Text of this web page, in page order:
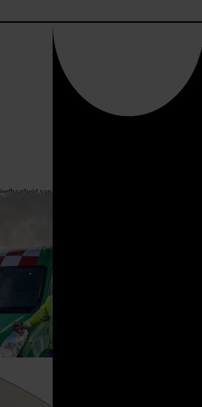
van Nederland en het op duurzame en veilige
veelvuldig samen met zusterbedrijven uit het concern
een samenwerkingsverband opgericht onder de